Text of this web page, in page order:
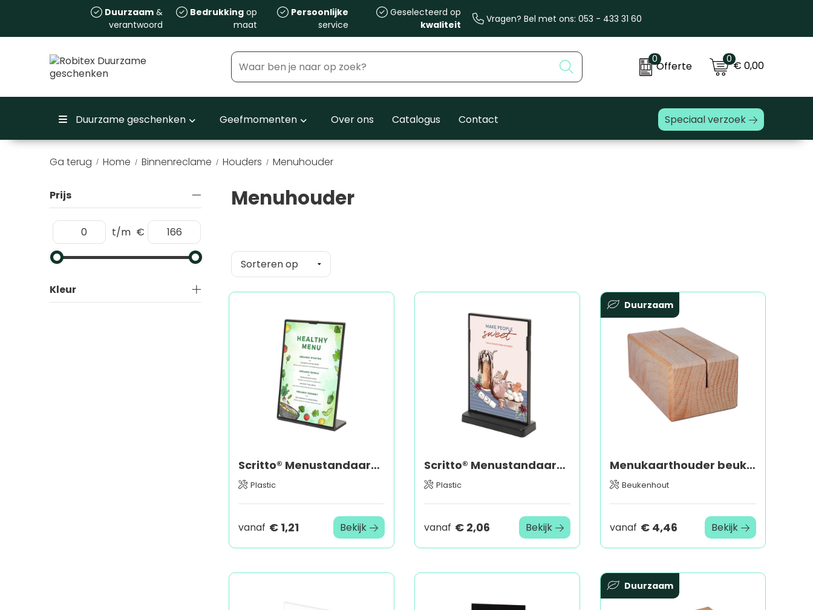
Duurzaam&
verantwoord
Bedrukkingop
maat
Persoonlijke
service
Geselecteerd op
kwaliteit
Vragen? Bel met ons: 053 - 433 31 60
0
Offerte
0€ 0,00
Duurzame geschenken Geefmomenten Over ons Catalogus Contact Speciaal verzoek
Ga terug / Home Binnenreclame Houders Menuhouder
Prijs
t/m €
Kleur
Menuhouder
Scritto® Menustandaard L
Plastic
vanaf € 1,21 Bekijk
Scritto® Menustandaard T
Plastic
vanaf € 2,06 Bekijk
Duurzaam
Menukaarthouder beuken
Beukenhout
vanaf € 4,46 Bekijk
Duurzaam